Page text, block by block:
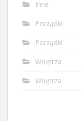
Inne
Porządki
Porządki
Wnętrza
Wnętrza